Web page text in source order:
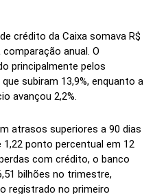
crédito da Caixa somava R$
comparação anual. O
principalmente pelos
subiram 13,9%, enquanto a
avançou 2,2%.
atrasos superiores a 90 dias
1,22 ponto percentual em 12
com crédito, o banco
bilhões no trimestre,
registrado no primeiro